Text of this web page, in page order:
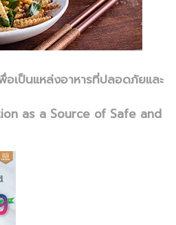
อเป็นแหล่งอาหารที่ปลอดภัยและ
as a Source of Safe and